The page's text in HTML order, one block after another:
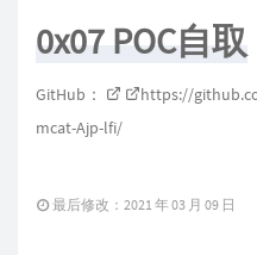
0x07 POC自取
GitHub：
https://
mcat-Ajp-lfi/
最后修改：2021 年 03 月 09 日